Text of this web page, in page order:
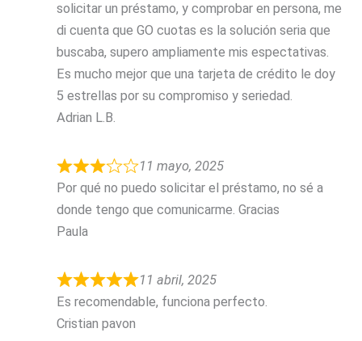
solicitar un préstamo, y comprobar en persona, me
di cuenta que GO cuotas es la solución seria que
buscaba, supero ampliamente mis espectativas.
Es mucho mejor que una tarjeta de crédito le doy
5 estrellas por su compromiso y seriedad.
Adrian L.B.
11 mayo, 2025
Por qué no puedo solicitar el préstamo, no sé a
donde tengo que comunicarme. Gracias
Paula
11 abril, 2025
Es recomendable, funciona perfecto.
Cristian pavon